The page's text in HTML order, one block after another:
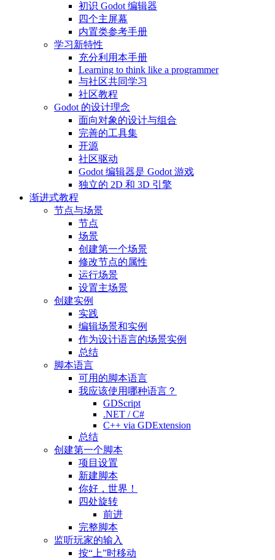
初识 Godot 编辑器
四个主屏幕
内置类参考手册
学习新特性
充分利用本手册
Learning to think like a programmer
与社区共同学习
社区教程
Godot 的设计理念
面向对象的设计与组合
完善的工具集
开源
社区驱动
Godot 编辑器是 Godot 游戏
独立的 2D 和 3D 引擎
渐进式教程
节点与场景
节点
场景
创建第一个场景
修改节点的属性
运行场景
设置主场景
创建实例
实践
编辑场景和实例
作为设计语言的场景实例
总结
脚本语言
可用的脚本语言
我应该使用哪种语言？
GDScript
.NET / C#
C++ via GDExtension
总结
创建第一个脚本
项目设置
新建脚本
你好，世界！
四处旋转
前进
完整脚本
监听玩家的输入
按“上”时移动